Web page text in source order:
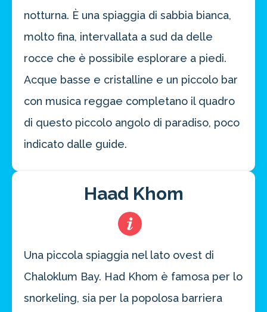
notturna. È una spiaggia di sabbia bianca,
molto fina, intervallata a sud da delle
rocce che è possibile esplorare a piedi.
Acque basse e cristalline e un piccolo bar
con musica reggae completano il quadro
di questo piccolo angolo di paradiso, poco
indicato dalle guide.
Haad Khom
Una piccola spiaggia nel lato ovest di
Chaloklum Bay. Had Khom è famosa per lo
snorkeling, sia per la popolosa barriera
Risparmia oltre il 21%!
approfitta del nostro 4-2-1
4 promozioni, 2 omaggi e 1 Novità!
ATTIVA OFFERTA